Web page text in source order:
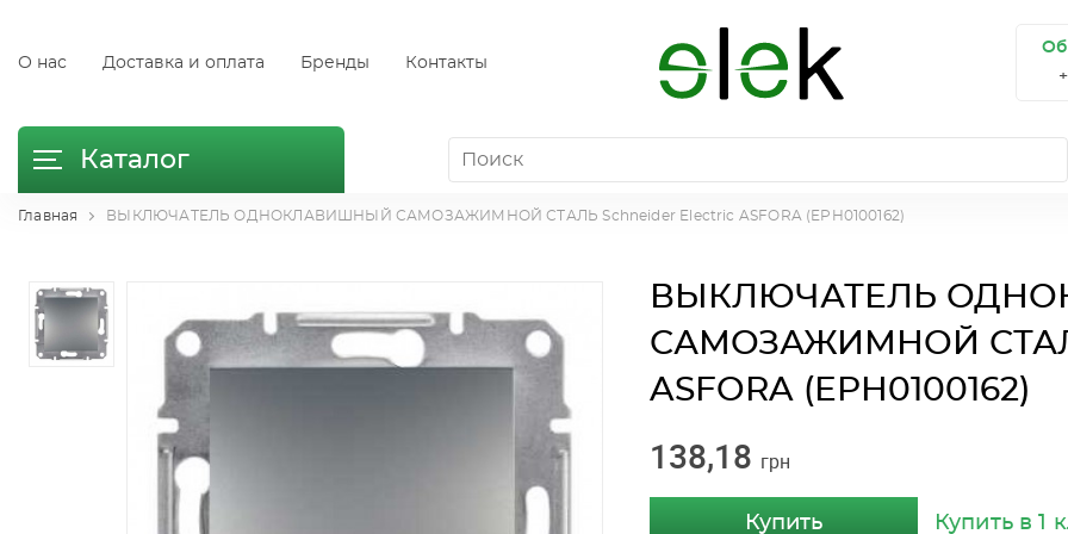
О нас Доставка и оплата Бренды Контакты
Каталог
Главная ВЫКЛЮЧАТЕЛЬ ОДНОКЛАВИШНЫЙ САМОЗАЖИМНОЙ СТАЛЬ Schneider Electric ASFORA (EPH0100162)
ВЫКЛЮЧАТЕЛЬ
САМОЗАЖИМНОЙ СТАЛЬ
ASFORA (EPH0100162)
138,18 грн
Купить Купить в 1